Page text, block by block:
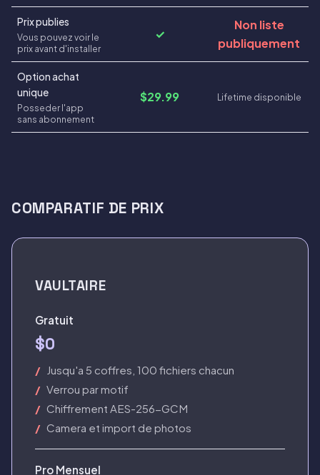
Prix publies
Vous pouvez voir le
prix avant d'installer
✓
Non liste
publiquement
Option achat
unique
Posseder l'app
sans abonnement
$29.99 Lifetime disponible
COMPARATIF DE PRIX
VAULTAIRE
Gratuit
$0
Jusqu'a 5 coffres, 100 fichiers chacun
Verrou par motif
Chiffrement AES-256-GCM
Camera et import de photos
Pro Mensuel